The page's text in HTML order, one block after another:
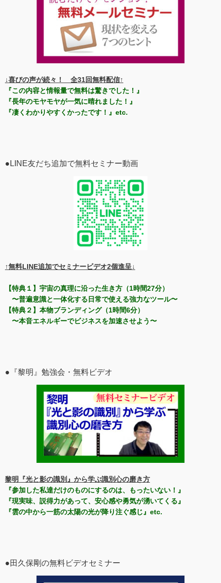
↓喜びの声が続々！ 全31回無料配信↑
『この内容と情報量で無料は驚きでした！』
『長年のモヤモヤが一気に晴れました！』
『凄くわかりやすくかったです！』etc.
●LINE友だち追加で無料セミナー動画
↑無料LINE追加でセミナービデオ2個進呈↓
【特典１】宇宙の真理に沿った生き方（1時間27分）
〜普遍意識と一体化する日常で使える強力なツール〜
【特典２】本物ブランディング（1時間6分）
〜本音エネルギーでビジネスを加速させよう〜
●『黎明』勉強会・無料ビデオ
黎明『光と影の識別』から学ぶ識別心の磨き方
『参加した私達だけのものにするのは、もったいない！』
『現実味、説得力があって、安心感や勇気が湧いてくる』
『雲の中から一筋の太陽の光が降り注ぐ感じ』etc.
●田久保剛の無料ビデオセミナー